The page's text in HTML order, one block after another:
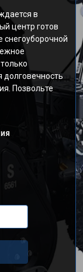
в
центр готов
долговечность
Позвольте